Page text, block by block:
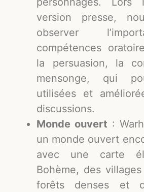
version presse,
observer
compétences
la persuasion, la
mensonge, qui
utilisées et
discussions.
Monde ouvert :
un monde ouvert
avec une carte
Bohème, des
forêts denses et